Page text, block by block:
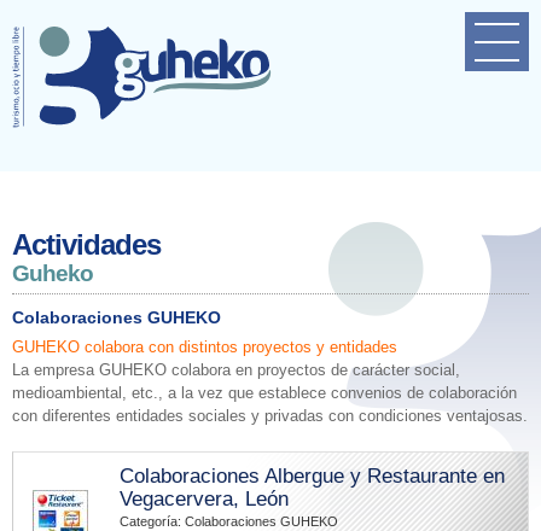
Home
Empresa
Actividades
Guheko
Colaboraciones GUHEKO
GUHEKO colabora con distintos proyectos y entidades
La empresa GUHEKO colabora en proyectos de carácter social,
medioambiental, etc., a la vez que establece convenios de colaboración
con diferentes entidades sociales y privadas con condiciones ventajosas.
Colaboraciones Albergue y Restaurante en
Vegacervera, León
Categoría: Colaboraciones GUHEKO